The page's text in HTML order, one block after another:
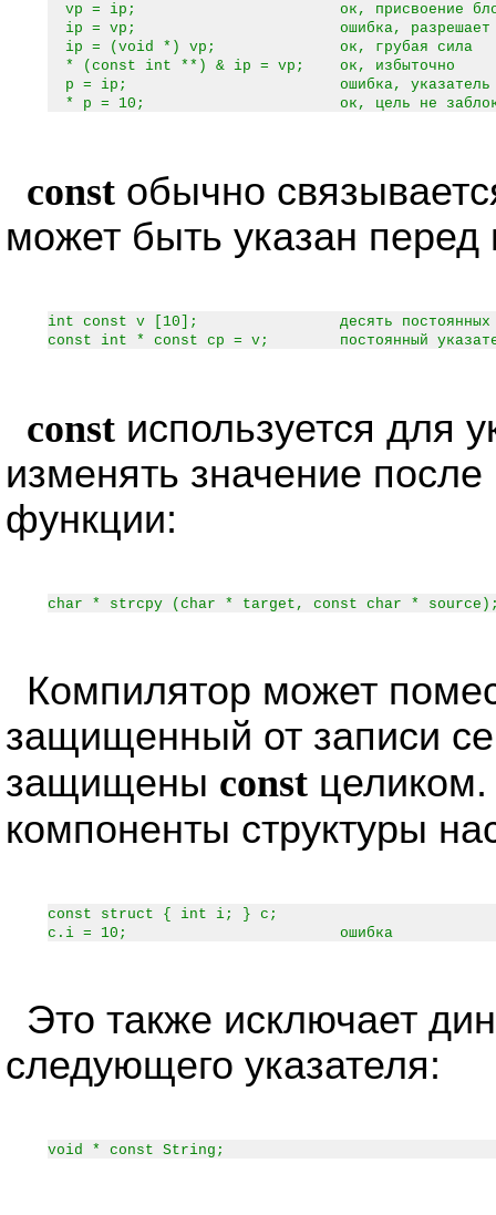
vp = ip; ок, присвоение
ip = vp; ошибка, разрешает
ip = (void *) vp; ок, грубая сила
* (const int **) & ip = vp; ок, избыточно
p = ip; ошибка, указатель
* p = 10; ок, цель не
const обычно
может быть указан
int const v [10]; десять постоянных
const int * const cp = v; постоянный указатель
const используется для
изменять значение
функции:
char * strcpy (char * target, const char *
Компилятор может
защищенный от записи
защищены const целиком.
компоненты структуры
const struct { int i; } c;
c.i = 10; ошибка
Это также исключает
следующего указателя:
void * const String;